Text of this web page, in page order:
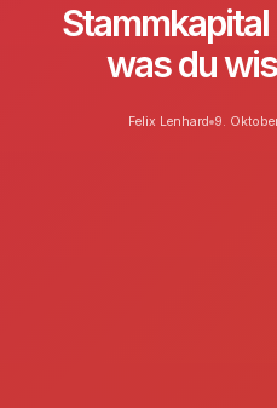
was du
Felix Lenhard 9.